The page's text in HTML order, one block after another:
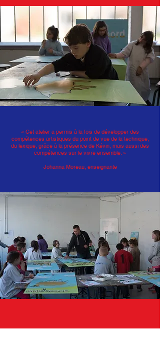
« Cet atelier a permis à la fois de développer des
compétences artistiques du point de vue de la technique,
du lexique, grâce à la présence de Kévin, mais aussi des
compétences sur le vivre ensemble. »
Johanna Moreau, enseignante